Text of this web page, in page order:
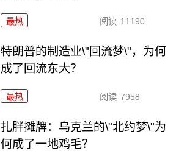
最热 阅读 11190
特朗普的制造业\"回流梦\"，为何
成了回流东大？
最热 阅读 7958
扎胖摊牌：乌克兰的\"北约梦\"为
何成了一地鸡毛？